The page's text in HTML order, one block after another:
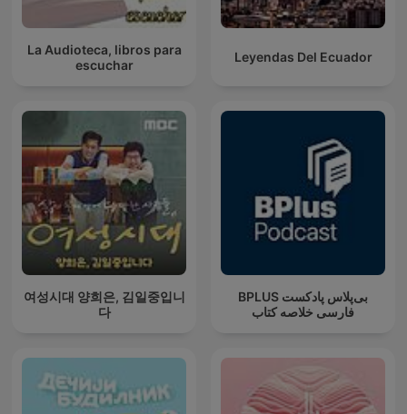
La Audioteca, libros para
escuchar
Leyendas Del Ecuador
여성시대 양희은, 김일중입니
다
‌BPLUS بی‌پلاس پادکست
فارسی خلاصه کتاب